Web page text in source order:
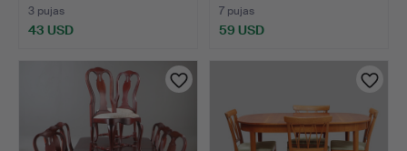
3 pujas
43 USD
7 pujas
59 USD